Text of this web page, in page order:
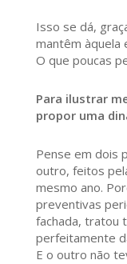
Isso se dá,
mantêm àquela
O que poucas
Para ilustrar
propor uma
Pense em dois
outro, feitos
mesmo ano.
preventivas
fachada, tratou
perfeitamente
E o outro não